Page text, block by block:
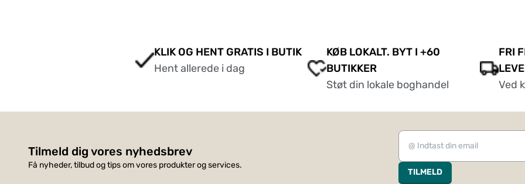
KLIK OG HENT GRATIS I BUTIK
Hent allerede i dag
KØB LOKALT. BYT I +60
BUTIKKER
Støt din lokale boghandel
FRI
Ved
Tilmeld dig vores nyhedsbrev
Få nyheder, tilbud og tips om vores produkter og services.
TILMELD